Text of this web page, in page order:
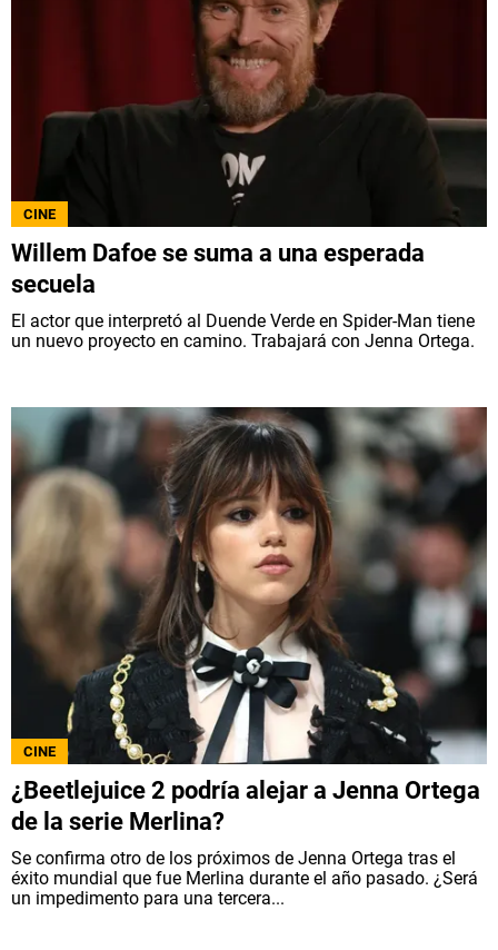
CINE
Willem Dafoe se suma a una esperada
secuela
El actor que interpretó al Duende Verde en Spider-Man tiene
un nuevo proyecto en camino. Trabajará con Jenna Ortega.
CINE
¿Beetlejuice 2 podría alejar a Jenna Ortega
de la serie Merlina?
Se confirma otro de los próximos de Jenna Ortega tras el
éxito mundial que fue Merlina durante el año pasado. ¿Será
un impedimento para una tercera...